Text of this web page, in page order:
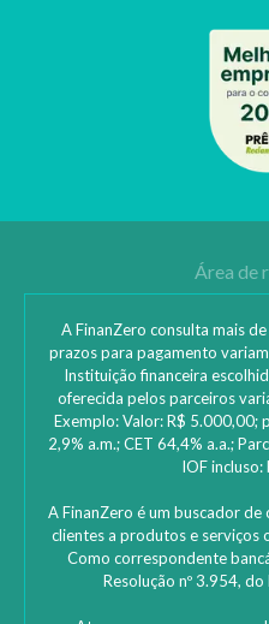
A FinanZero consulta mais
prazos para pagamento
Instituição financeira
oferecida pelos parceiros
Exemplo: Valor: R$ 5.000,00;
2,9% a.m.; CET 64,4% a.a.;
IOF
A FinanZero é um buscador
clientes a produtos e serviços
Como correspondente
Resolução nº 3.954,